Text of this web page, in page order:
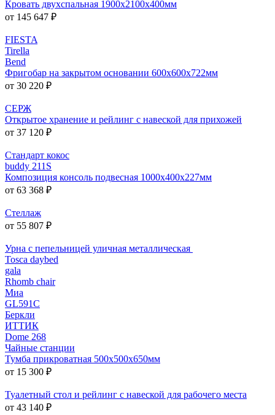
Кровать двухспальная 1900х2100х400мм
от 145 647 ₽
FIESTA
Tirella
Bend
Фригобар на закрытом основании 600х600х722мм
от 30 220 ₽
СЕРЖ
Открытое хранение и рейлинг с навеской для прихожей
от 37 120 ₽
Стандарт кокос
buddy 211S
Композиция консоль подвесная 1000х400х227мм
от 63 368 ₽
Стеллаж
от 55 807 ₽
Урна с пепельницей уличная металлическая
Tosca daybed
gala
Rhomb chair
Миа
GL591C
Беркли
ИТТИК
Dome 268
Чайные станции
Тумба прикроватная 500x500x650мм
от 15 300 ₽
Туалетный стол и рейлинг с навеской для рабочего места
от 43 140 ₽